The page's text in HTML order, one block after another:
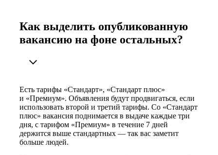
Как выделить опубликованную
вакансию на фоне остальных?
Есть тарифы «Стандарт», «Стандарт плюс»
и «Премиум». Объявления будут продвигаться, если
использовать второй и третий тарифы. Со «Стандарт
плюс» вакансия поднимается в выдаче каждые три
дня, с тарифом «Премиум» в течение 7 дней
держится выше стандартных — так вас заметит
больше людей.